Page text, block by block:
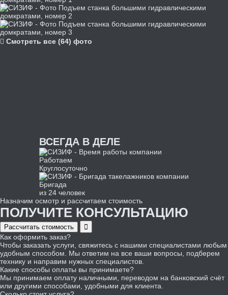
Смотреть все (64) фото
ВСЕГДА В ДЕЛЕ
Работаем
Круглосуточно
Бригада
из 24 человек
Назначим осмотр и рассчитаем стоимость
ПОЛУЧИТЕ КОНСУЛЬТАЦИЮ
Рассчитать стоимость
Как оформить заказ?
Чтобы заказать услуги, свяжитесь с нашими специалистами любым
удобным способом. Мы ответим на все ваши вопросы, подберем
технику и направим нужных специалистов.
Какие способы оплаты вы принимаете?
Мы принимаем оплату наличными, переводом на банковский счёт
или другими способами, удобными для клиента.